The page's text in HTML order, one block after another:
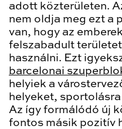
adott közterületen.
nem oldja meg ezt a
van, hogy az
felszabadult
használni. Ezt
barcelonai
helyiek a
helyeket,
Az így formálódó új
fontos másik pozitív